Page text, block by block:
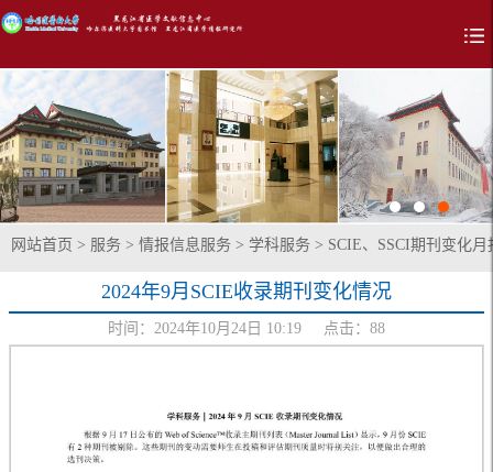
网站首页 > 服务 > 情报信息服务 > 学科服务 > SCIE、SSCI期刊变化月
2024年9月SCIE收录期刊变化情况
时间：2024年10月24日 10:19 点击： 88